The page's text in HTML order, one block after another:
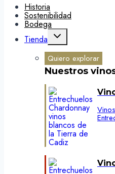
Historia
Sostenibilidad
Bodega
Tienda
Alternar
Quiero explorar
Nuestros